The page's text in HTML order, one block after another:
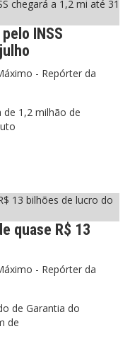
INSS
- Repórter da
1,2 milhão de
quase R$ 13
- Repórter da
de Garantia do
de